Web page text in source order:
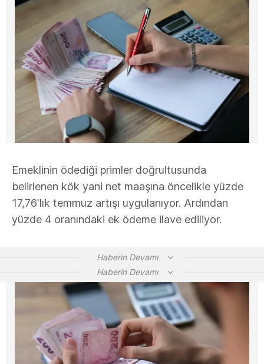
Emeklinin ödediği primler doğrultusunda
belirlenen kök yani net maaşına öncelikle yüzde
17,76'lık temmuz artışı uygulanıyor. Ardından
yüzde 4 oranındaki ek ödeme ilave ediliyor.
Haberin Devamı
Haberin Devamı